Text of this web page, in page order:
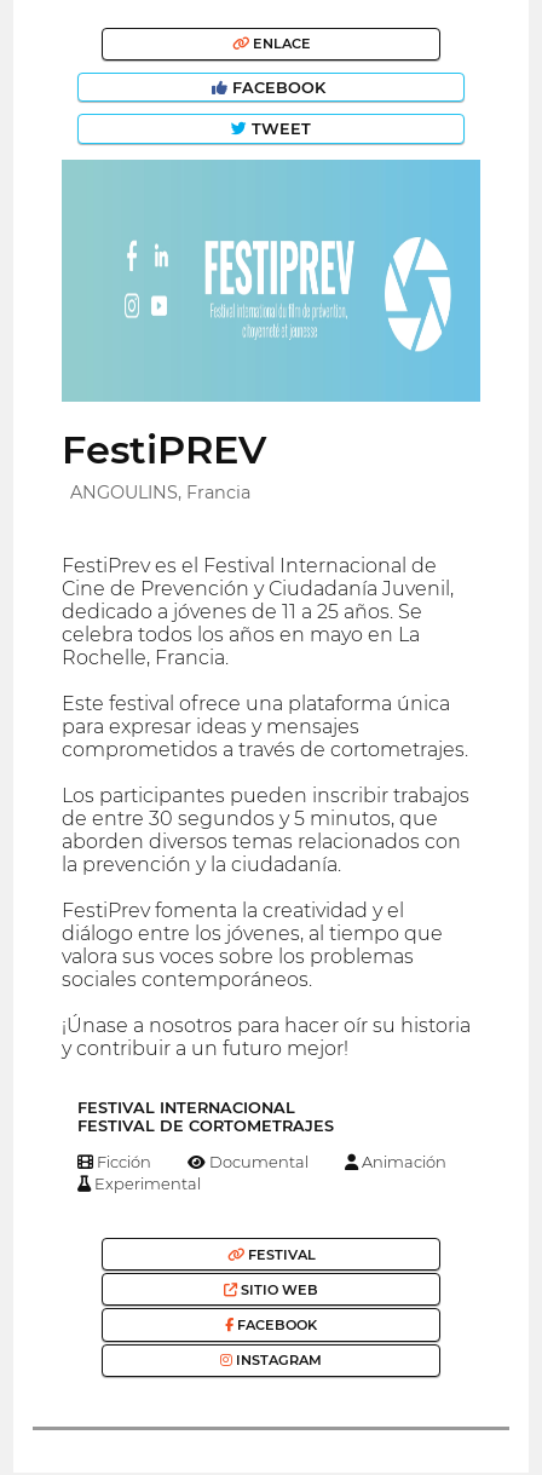
ENLACE
FACEBOOK
TWEET
FestiPREV
ANGOULINS, Francia
FestiPrev es el Festival Internacional de
Cine de Prevención y Ciudadanía Juvenil,
dedicado a jóvenes de 11 a 25 años. Se
celebra todos los años en mayo en La
Rochelle, Francia.
Este festival ofrece una plataforma única
para expresar ideas y mensajes
comprometidos a través de cortometrajes.
Los participantes pueden inscribir trabajos
de entre 30 segundos y 5 minutos, que
aborden diversos temas relacionados con
la prevención y la ciudadanía.
FestiPrev fomenta la creatividad y el
diálogo entre los jóvenes, al tiempo que
valora sus voces sobre los problemas
sociales contemporáneos.
¡Únase a nosotros para hacer oír su historia
y contribuir a un futuro mejor!
FESTIVAL INTERNACIONAL
FESTIVAL DE CORTOMETRAJES
Ficción Documental
Animación
Experimental
FESTIVAL
SITIO WEB
FACEBOOK
INSTAGRAM